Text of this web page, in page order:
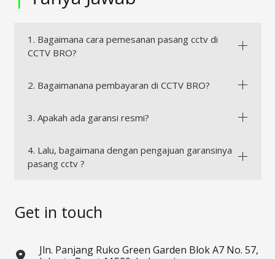
1. Bagaimana cara pemesanan pasang cctv di
CCTV BRO?
2. Bagaimanana pembayaran di CCTV BRO?
3. Apakah ada garansi resmi?
4. Lalu, bagaimana dengan pengajuan garansinya
pasang cctv ?
Get in touch
Jln. Panjang Ruko Green Garden Blok A7 No. 57,